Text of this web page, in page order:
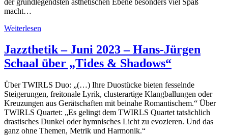
macht…
Weiterlesen
Jazzthetik – Juni 2023 – Hans-Jürgen
Schaal über „Tides & Shadows“
Über TWIRLS Duo: „(…) Ihre Duostücke bieten fesselnde
Steigerungen, freitonale Lyrik, clusterartige Klangballungen oder
Kreuzungen aus Gerätschaften mit beinahe Romantischem.“ Über
TWIRLS Quartet: „Es gelingt dem TWIRLS Quartet tatsächlich
drastisches Dunkel oder hymnisches Licht zu evozieren. Und das
ganz ohne Themen, Metrik und Harmonik.“